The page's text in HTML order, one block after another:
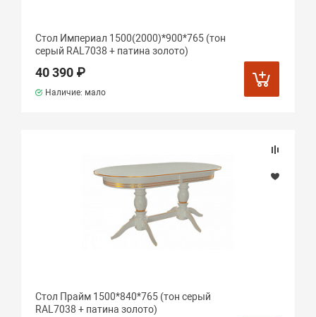
Стол Империал 1500(2000)*900*765 (тон
серый RAL7038 + патина золото)
40 390 ₽
Наличие: мало
Стол Прайм 1500*840*765 (тон серый
RAL7038 + патина золото)